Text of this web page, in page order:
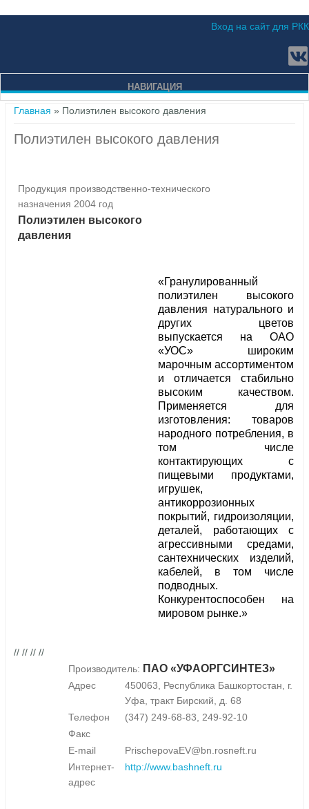
Вход на сайт для РКК
НАВИГАЦИЯ
Вы здесь
Главная » Полиэтилен высокого давления
Полиэтилен высокого давления
Продукция производственно-технического
назначения 2004 год
Полиэтилен высокого
давления
«Гранулированный
полиэтилен высокого
давления натурального и
других цветов
выпускается на ОАО
«УОС» широким
марочным ассортиментом
и отличается стабильно
высоким качеством.
Применяется для
изготовления: товаров
народного потребления, в
том числе
контактирующих с
пищевыми продуктами,
игрушек,
антикоррозионных
покрытий, гидроизоляции,
деталей, работающих с
агрессивными средами,
сантехнических изделий,
кабелей, в том числе
подводных.
Конкурентоспособен на
мировом рынке.»
// // // //
Производитель: ПАО «УФАОРГСИНТЕЗ»
Адрес
450063, Республика Башкортостан, г.
Уфа, тракт Бирский, д. 68
Телефон
(347) 249-68-83, 249-92-10
Факс
E-mail
PrischepovaEV@bn.rosneft.ru
Интернет-
адрес
http://www.bashneft.ru